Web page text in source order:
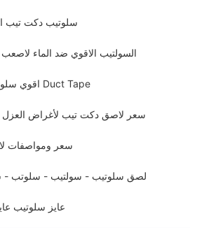
سلوتيب دكت تيب
السولتيب الاقوي ضد الماء
اقوي سلوتب دكت تيب تيب دكت Duct Tape
سعر لاصق دكت تيب لأغراض العزل
سعر ومواصفات
لصق سلوتيب - سولتيب - سلوتب -
عايز سلوتيب